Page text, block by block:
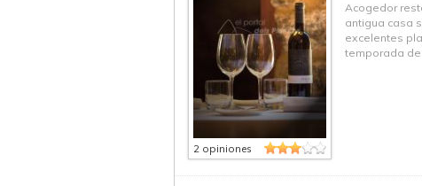
2 opiniones
Acogedor
antigua casa
excelentes
temporada de